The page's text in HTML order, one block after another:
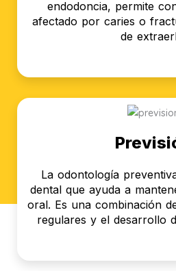
endodoncia, permite
afectado por caries o
de
La odontología
dental que ayuda a
oral. Es una combinación
regulares y el desarrollo